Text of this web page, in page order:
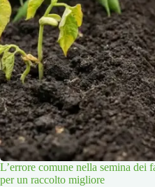
L’errore comune nella semina
per un raccolto migliore